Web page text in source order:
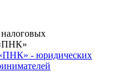
- юридических